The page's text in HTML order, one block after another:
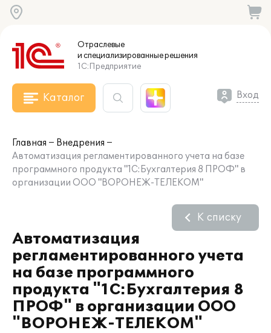
Отраслевые
и специализированныерешения
1С:Предприятие
Каталог Вход
Главная
Внедрения
Автоматизация регламентированного учета на базе
программного продукта "1С:Бухгалтерия 8 ПРОФ" в
организации ООО "ВОРОНЕЖ-ТЕЛЕКОМ"
Автоматизация
регламентированного учета
на базе программного
продукта "1С:Бухгалтерия 8
ПРОФ" в организации ООО
"ВОРОНЕЖ-ТЕЛЕКОМ"
К списку